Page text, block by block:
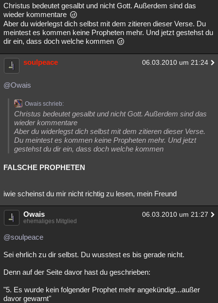
Christus bedeutet gesalbt und nicht Gott. Außerdem sind das
wieder kommentare
Aber du widerlegst dich selbst mit dem zitieren dieser Verse. Du
meintest es kommen keine Propheten mehr. Und jetzt gestehst du
dir ein, dass doch welche kommen
soulpeace 06.03.2010 um 21:24
@Owais
Owais schrieb:
Christus bedeutet gesalbt und nicht Gott. Außerdem sind das
wieder kommentare
Aber du widerlegst dich selbst mit dem zitieren dieser Verse.
Du meintest es kommen keine Propheten mehr. Und jetzt
gestehst du dir ein, dass doch welche kommen
FALSCHE PROPHETEN
iwie scheinst du mir nicht richtig zu lesen, mein Freund
Owais 06.03.2010 um 21:27
ehemaliges Mitglied
@soulpeace
Sei ehrlich zu dir selbst. Du wusstest es bis gerade nicht.
Denn auf der Seite davor hast du geschrieben:
"5. Es wurde kein folgender Prophet mehr angekündigt...außer
davor gewarnt"